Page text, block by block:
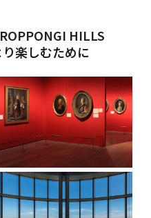
索
HILLS
楽しむために